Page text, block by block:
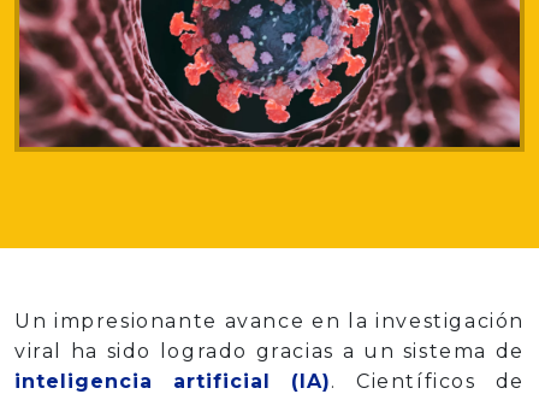
Un impresionante avance en la investigación
viral ha sido logrado gracias a un sistema de
inteligencia artificial (IA). Científicos de